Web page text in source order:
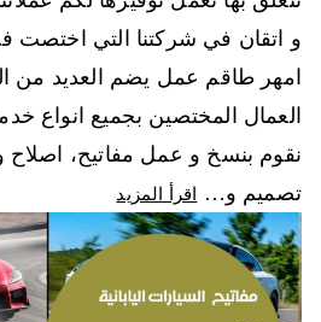
و اتقان في شركتنا التي اختصت
امهر طاقم عمل يضم العديد من
العمال المختصين بجميع انواع
نقوم بنسخ و عمل مفاتيح، اصلاح و
تصميم و…
اقرأ المزيد